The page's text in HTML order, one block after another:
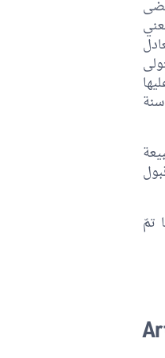
سنة
تمّ